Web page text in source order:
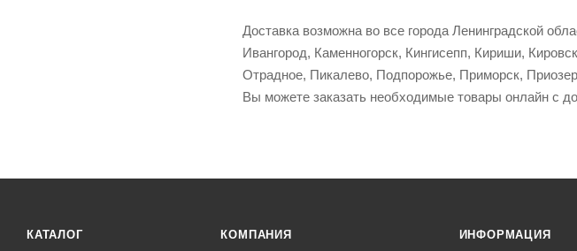
Доставка возможна во все города Ленинградской
Ивангород, Каменногорск, Кингисепп, Кириши,
Отрадное, Пикалево, Подпорожье, Приморск,
Вы можете заказать необходимые товары онлайн с
КАТАЛОГ КОМПАНИЯ ИНФОРМАЦИЯ